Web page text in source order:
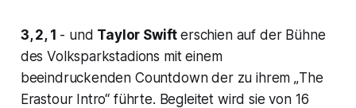
3, 2, 1 - und Taylor Swifterschien auf der Bühne
des Volksparkstadions mit einem
beeindruckenden Countdown der zu ihrem „The
Erastour Intro“ führte. Begleitet wird sie von 16